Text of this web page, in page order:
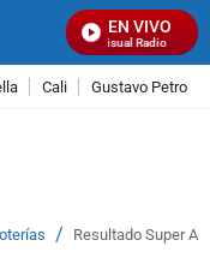
EN VIVO
Señal Visual Radio
Cali Gustavo Petro
/ Resultado Super